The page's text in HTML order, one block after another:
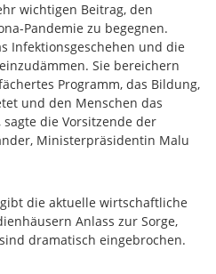
wichtigen Beitrag, den
Pandemie zu begegnen.
Infektionsgeschehen und die
Sie bereichern
Programm, das Bildung,
und den Menschen das
die Vorsitzende der
Ministerpräsidentin Malu
die aktuelle wirtschaftliche
Anlass zur Sorge,
dramatisch eingebrochen.